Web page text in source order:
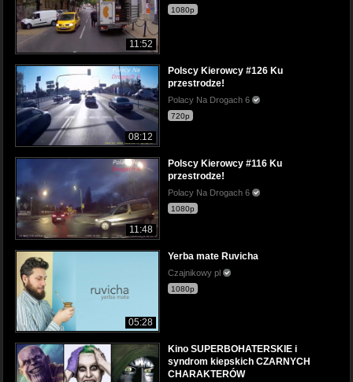
11:52
1080p
08:12
Polscy Kierowcy #126 Ku
przestrodze!
Polacy Na Drogach 6
720p
11:48
Polscy Kierowcy #116 Ku
przestrodze!
Polacy Na Drogach 6
1080p
05:28
Yerba mate Ruvicha
Czajnikowy pl
1080p
Kino SUPERBOHATERSKIE i
syndrom kiepskich CZARNYCH
CHARAKTERÓW